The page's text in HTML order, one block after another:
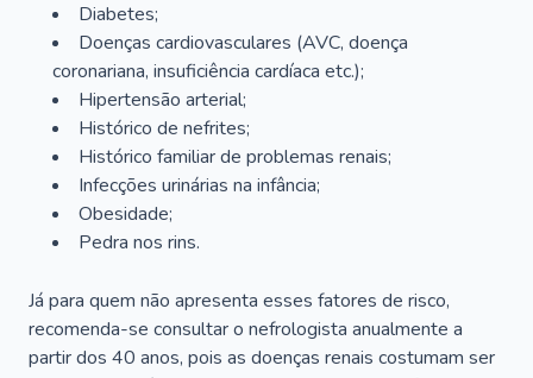
Diabetes;
Doenças cardiovasculares (AVC, doença
coronariana, insuficiência cardíaca etc.);
Hipertensão arterial;
Histórico de nefrites;
Histórico familiar de problemas renais;
Infecções urinárias na infância;
Obesidade;
Pedra nos rins.
Já para quem não apresenta esses fatores de risco,
recomenda-se consultar o nefrologista anualmente a
partir dos 40 anos, pois as doenças renais costumam ser